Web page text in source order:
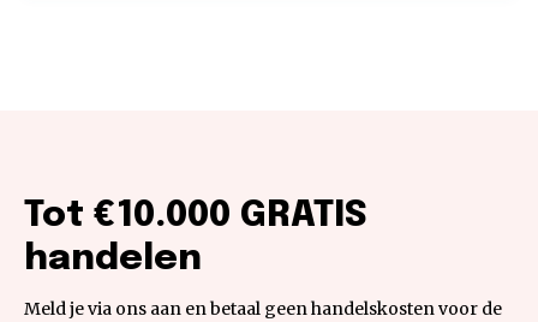
Tot €10.000 GRATIS
handelen
Meld je via ons aan en betaal geen handelskosten voor de